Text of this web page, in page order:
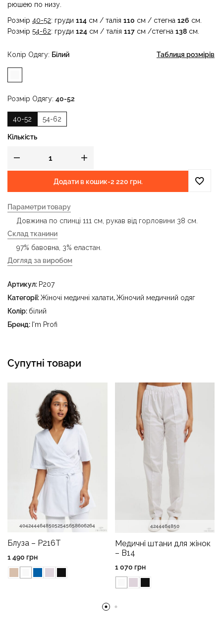
рюшею по низу.
Розмір 40-52: груди 114 см / талія 110 см / стегна 126 см.
Розмір 54-62: груди 124 см / талія 117 см /стегна 138 см.
Колір Одягу Білий
Розмір Одягу 40-52
40-52 54-62
Таблиця розмірів
Кількість
Додати в кошик-2 220 грн.
Параметри товару
Довжина по спинці 111 см, рукав від горловини 38 см.
Склад тканини
97% бавовна, 3% еластан.
Догляд за виробом
прасувати за температури праски до 150 °C - не
відбілювати - суха чистка з використанням
тетрахлоретилену (перхлоретилену) та вуглеводів
температури до 40 °C
Артикул: P207
Категорії:Жіночі медичні халати,Жіночий медичний одяг
Колір: білий
Бренд: I'm Profi
Супутні товари
40424446485052545658606264
Блуза – P216T
1 490 грн
4244464850
Медичні штани для жінок
– B14
1 070 грн